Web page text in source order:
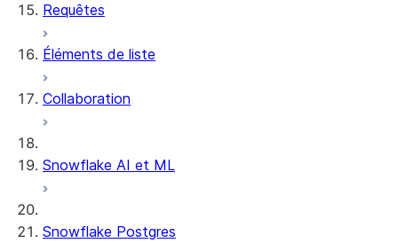
DCM Projects
Projets dbt sur Snowflake
Requêtes
Éléments de liste
Collaboration
Snowflake AI et ML
Snowflake Postgres